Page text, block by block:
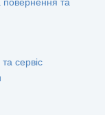
сервіс